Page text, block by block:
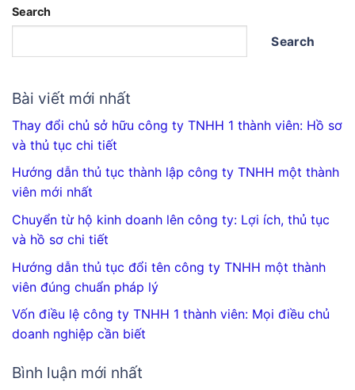
Search
Search
Bài viết mới nhất
Thay đổi chủ sở hữu công ty TNHH 1 thành viên: Hồ sơ
và thủ tục chi tiết
Hướng dẫn thủ tục thành lập công ty TNHH một thành
viên mới nhất
Chuyển từ hộ kinh doanh lên công ty: Lợi ích, thủ tục
và hồ sơ chi tiết
Hướng dẫn thủ tục đổi tên công ty TNHH một thành
viên đúng chuẩn pháp lý
Vốn điều lệ công ty TNHH 1 thành viên: Mọi điều chủ
doanh nghiệp cần biết
Bình luận mới nhất